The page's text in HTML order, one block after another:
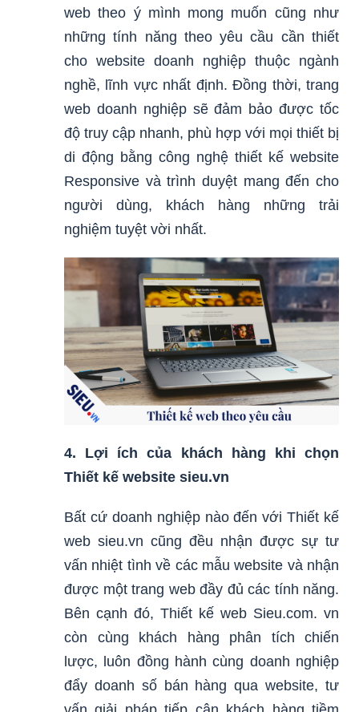
web theo ý mình mong muốn cũng như
những tính năng theo yêu cầu cần thiết
cho website doanh nghiệp thuộc ngành
nghề, lĩnh vực nhất định. Đồng thời, trang
web doanh nghiệp sẽ đảm bảo được tốc
độ truy cập nhanh, phù hợp với mọi thiết bị
di động bằng công nghệ thiết kế website
Responsive và trình duyệt mang đến cho
người dùng, khách hàng những trải
nghiệm tuyệt vời nhất.
4. Lợi ích của khách hàng khi chọn
Thiết kế website sieu.vn
Bất cứ doanh nghiệp nào đến với Thiết kế
web sieu.vn cũng đều nhận được sự tư
vấn nhiệt tình về các mẫu website và nhận
được một trang web đầy đủ các tính năng.
Bên cạnh đó, Thiết kế web Sieu.com. vn
còn cùng khách hàng phân tích chiến
lược, luôn đồng hành cùng doanh nghiệp
đẩy doanh số bán hàng qua website, tư